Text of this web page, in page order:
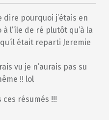
dire pourquoi j’étais en
l’île de ré plutôt qu’à la
qu’il était reparti Jeremie
vu je n’aurais pas su
!! lol
résumés !!!